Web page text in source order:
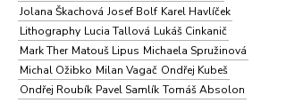
Jolana Škachová Josef Bolf Karel Havlíček
Lithography Lucia Tallová Lukáš Cinkanič
Mark Ther Matouš Lipus Michaela Spružinová
Michal Ožibko Milan Vagač Ondřej Kubeš
Ondřej Roubík Pavel Samlík Tomáš Absolon